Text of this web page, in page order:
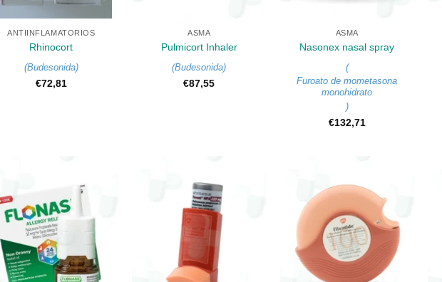
+
ANTIINFLAMATORIOS
Rhinocort
(Budesonida)
€72,81
ASMA
Pulmicort Inhaler
(Budesonida)
€87,55
ASMA
Nasonex nasal spray
(
Furoato de mometasona
monohidrato
)
€132,71